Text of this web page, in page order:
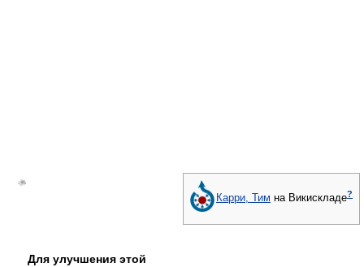
Карри, Тим на Викискладе?
Для улучшения этой